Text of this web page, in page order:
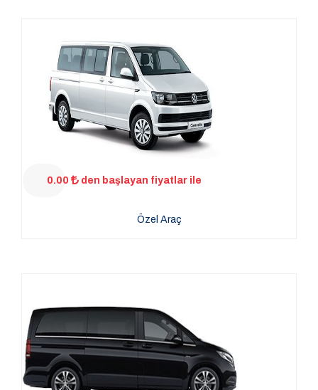
0.00 den başlayan fiyatlar ile
Özel Araç